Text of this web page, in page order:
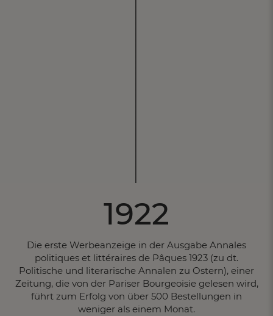
1922
Die erste Werbeanzeige in der Ausgabe Annales
politiques et littéraires de Pâques 1923 (zu dt.
Politische und literarische Annalen zu Ostern), einer
Zeitung, die von der Pariser Bourgeoisie gelesen wird,
führt zum Erfolg von über 500 Bestellungen in
weniger als einem Monat.